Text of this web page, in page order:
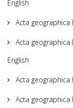
English
Acta geographica
Acta geographica
English
Acta geographica
Acta geographica